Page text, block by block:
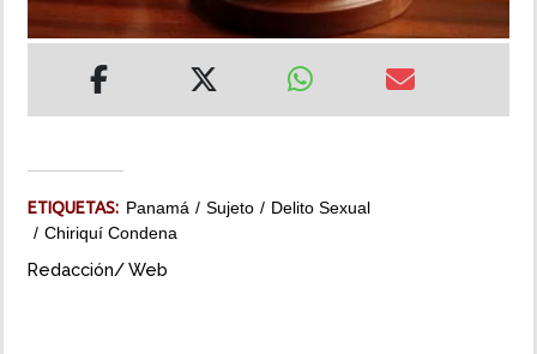
MULTIMEDIA
IMPRESO
ETIQUETAS: Panamá Sujeto
Delito Sexual
Chiriquí Condena
Redacción/ Web